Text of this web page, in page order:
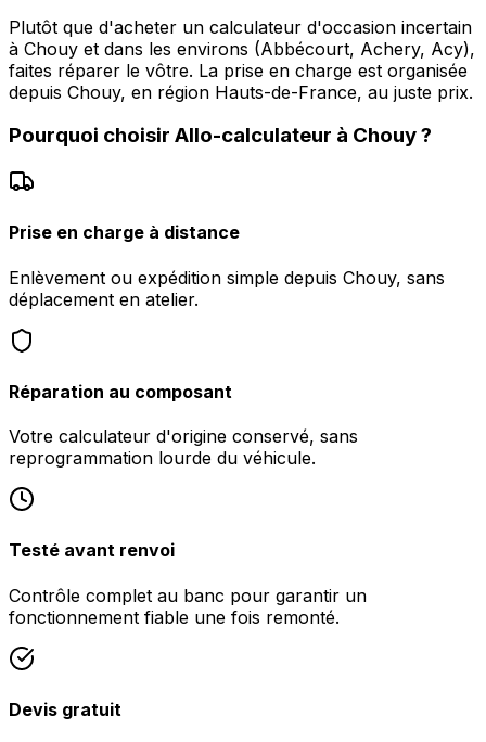
Plutôt que d'acheter un calculateur d'occasion incertain
à Chouy et dans les environs (Abbécourt, Achery, Acy),
faites réparer le vôtre. La prise en charge est organisée
depuis Chouy, en région Hauts-de-France, au juste prix.
Pourquoi choisir Allo-calculateur à Chouy?
Prise en charge à distance
Enlèvement ou expédition simple depuis Chouy, sans
déplacement en atelier.
Réparation au composant
Votre calculateur d'origine conservé, sans
reprogrammation lourde du véhicule.
Testé avant renvoi
Contrôle complet au banc pour garantir un
fonctionnement fiable une fois remonté.
Devis gratuit